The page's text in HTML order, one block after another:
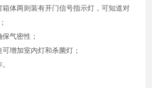
箱体两则装有开门信号指示灯，可知道对
气密性；
增加室内灯和杀菌灯；